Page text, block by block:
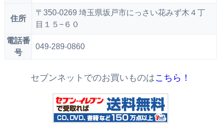
住所
〒350-0269 埼玉県坂戸市にっさい花みず木４丁
目１５−６０
電話番
号
049-289-0860
セブンネットでのお買いものはこちら！